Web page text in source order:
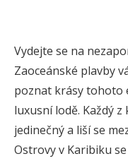
Vydejte se na
Zaoceánské plavby
poznat krásy tohoto
luxusní lodě. Každý
jedinečný a liší se
Ostrovy v Karibiku